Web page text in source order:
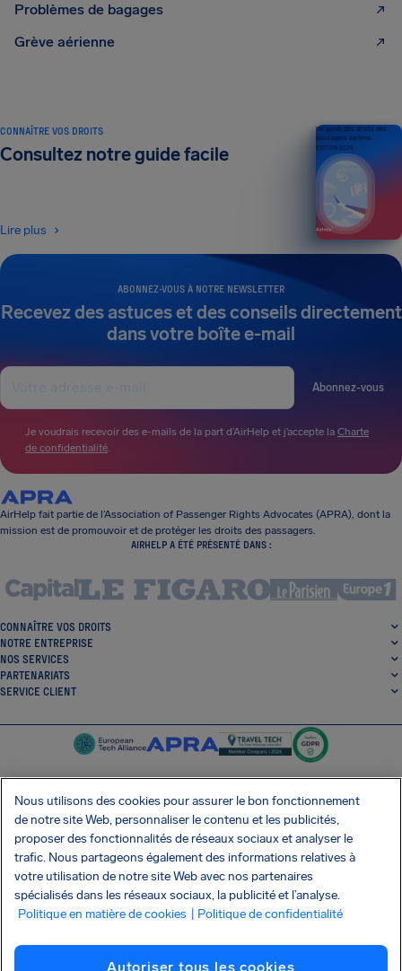
Problèmes de bagages
Grève aérienne
ABONNEZ-VOUS À NOTRE NEWSLETTER
Recevez des astuces et des conseils directement
dans votre boîte e-mail
Abonnez-vous
Je voudrais recevoir des e-mails de la part d’AirHelp et j’accepte la Charte
de confidentialité.
CONNAÎTRE VOS DROITS
Consultez notre guide facile
Lire plus
Un guide des droits des
passagers aériens
ÉDITION 2026
AirHelp fait partie de l’Association of Passenger Rights Advocates (APRA), dont la
mission est de promouvoir et de protéger les droits des passagers.
AIRHELP A ÉTÉ PRÉSENTÉ DANS :
CONNAÎTRE VOS DROITS
NOTRE ENTREPRISE
NOS SERVICES
PARTENARIATS
SERVICE CLIENT
SocialFacebook
SocialTwitter
SocialInstagram
SocialLinkedin
OBTENEZ NOTRE APPLI GRATUITE
Politique de confidentialité CookiesImprint
Nous utilisons des cookies pour assurer le bon fonctionnement
de notre site Web, personnaliser le contenu et les publicités,
proposer des fonctionnalités de réseaux sociaux et analyser le
trafic. Nous partageons également des informations relatives à
votre utilisation de notre site Web avec nos partenaires
spécialisés dans les réseaux sociaux, la publicité et l’analyse.
Politique en matière de cookies
| Politique de confidentialité
Autoriser tous les cookies